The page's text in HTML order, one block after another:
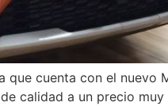
cuenta con el nuevo
calidad a un precio muy